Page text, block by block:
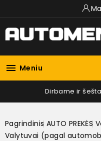
 Meniu
Dirbame ir
Pagrindinis AUTO PREKĖS
Valytuvai (pagal